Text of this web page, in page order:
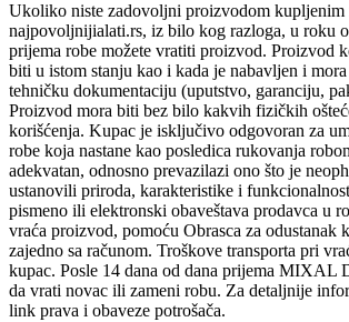
Ukoliko niste zadovoljni proizvodom kupljenim
najpovoljnijialati.rs, iz bilo kog razloga, u roku
prijema robe možete vratiti proizvod. Proizvod
biti u istom stanju kao i kada je nabavljen i mora
tehničku dokumentaciju (uputstvo, garanciju,
Proizvod mora biti bez bilo kakvih fizičkih
korišćenja. Kupac je isključivo odgovoran za
robe koja nastane kao posledica rukovanja
adekvatan, odnosno prevazilazi ono što je
ustanovili priroda, karakteristike i
pismeno ili elektronski obaveštava prodavca u
vraća proizvod, pomoću Obrasca za odustanak
zajedno sa računom. Troškove transporta pri
kupac. Posle 14 dana od dana prijema MIXAL
da vrati novac ili zameni robu. Za detaljnije
link prava i obaveze potrošača.